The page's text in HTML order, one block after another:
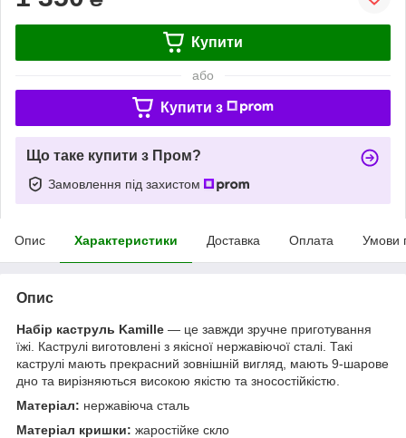
Купити
або
Купити з
Що таке купити з Пром?
Замовлення під захистом
Опис Характеристики Доставка Оплата Умови
Опис
Набір каструль Kamille — це завжди зручне приготування
їжі. Каструлі виготовлені з якісної нержавіючої сталі. Такі
каструлі мають прекрасний зовнішній вигляд, мають 9-шарове
дно та вирізняються високою якістю та зносостійкістю.
Матеріал: нержавіюча сталь
Матеріал кришки: жаростійке скло